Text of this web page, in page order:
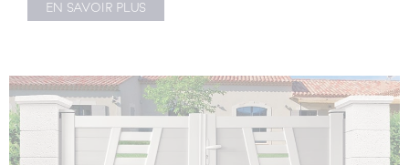
EN SAVOIR PLUS